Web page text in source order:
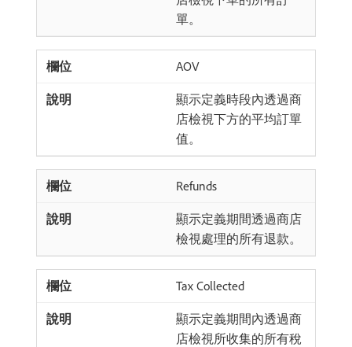
單。
AOV
顯示定義時段內透過商
店檢視下方的平均訂單
值。
Refunds
顯示定義期間透過商店
檢視處理的所有退款。
Tax Collected
顯示定義期間內透過商
店檢視所收集的所有稅